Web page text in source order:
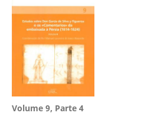
Volume 9, Parte 4